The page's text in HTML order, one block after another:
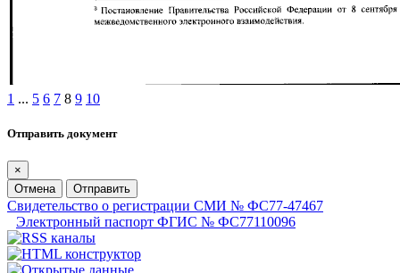
1 ... 5 6 7 8 9 10
Отправить документ
×
Отмена
Отправить
Свидетельство о регистрации СМИ № ФС77-47467
Электронный паспорт ФГИС № ФС77110096